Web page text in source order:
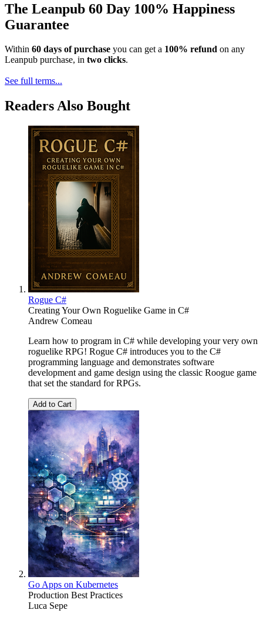
The Leanpub 60 Day 100% Happiness
Guarantee
Within 60 days of purchase you can get a 100% refund on any
Leanpub purchase, in two clicks.
See full terms...
Readers Also Bought
Rogue C#
Creating Your Own Roguelike Game in C#
Andrew Comeau
Learn how to program in C# while developing your very own
roguelike RPG! Rogue C# introduces you to the C#
programming language and demonstrates software
development and game design using the classic Roogue game
that set the standard for RPGs.
Add to Cart
Go Apps on Kubernetes
Production Best Practices
Luca Sepe